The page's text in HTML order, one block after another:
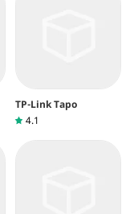
TP-Link Tapo
4.1